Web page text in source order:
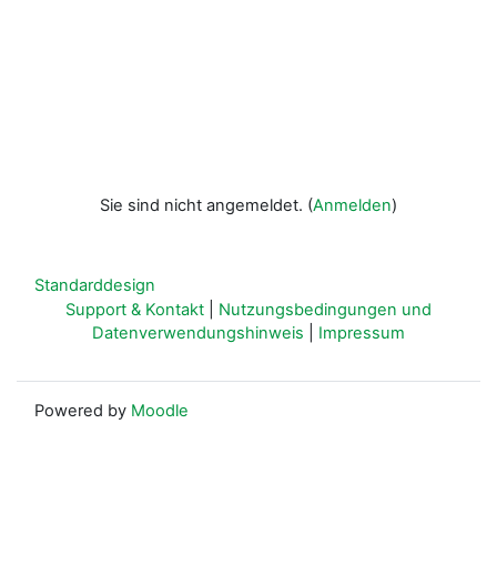
Sie sind nicht angemeldet. (Anmelden)
Standarddesign
Support & Kontakt
Nutzungsbedingungen und
Datenverwendungshinweis
Impressum
Powered by Moodle